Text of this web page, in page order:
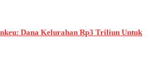
Dana Kelurahan Rp3 Triliun Untuk